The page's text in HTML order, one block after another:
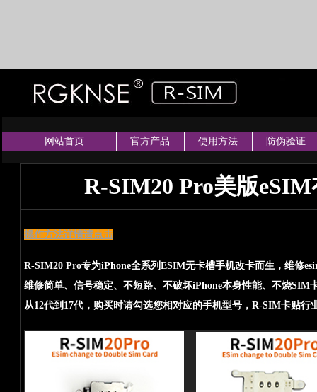
网站首页 官方产品 使用方法 防伪验证
R-SIM20 Pro美版
操作方法详情请点击
R-SIM20 Pro专为iPhone全系列ESIM无卡槽手机改卡而生，维修
维修简单、信号稳定、不短路、不破坏iPhone本身性能、不烧
从12代到17代，购买时请勾选您相对应的手机型号，R-SIM卡贴行